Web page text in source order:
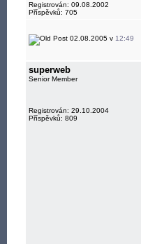
Registrován: 09.08.2002
Příspěvků: 705
02.08.2005 v 12:49
superweb
Senior Member
Registrován: 29.10.2004
Příspěvků: 809